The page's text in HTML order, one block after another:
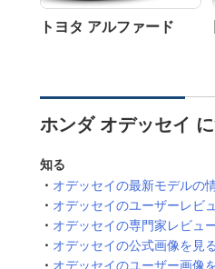
トヨタ アルファード
ホンダ オデッセイ
知る
オデッセイの最新モデルの
オデッセイのユーザーレビ
オデッセイの専門家レビュ
オデッセイの公式画像を見る
オデッセイのユーザー画像